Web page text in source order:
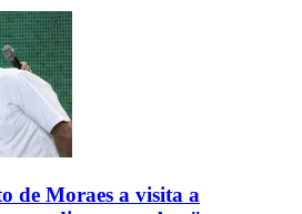
de Moraes a visita a